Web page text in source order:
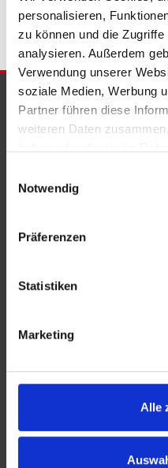
personalisieren,
zu können und die
analysieren. Außerdem
Verwendung unserer
soziale Medien, Werbung
Partner führen diese
weiteren Daten
Notwendig
Präferenzen
Statistiken
Marketing
Alle
PARTNER &
KONTAKT
WeserBergland
Portastraße 36